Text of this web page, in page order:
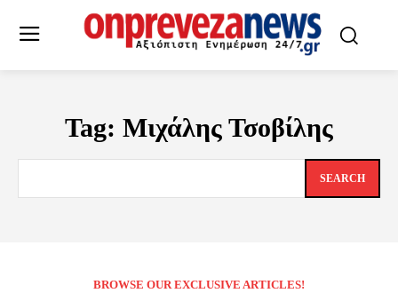
Tag: Μιχάλης Τσοβίλης
SEARCH
BROWSE OUR EXCLUSIVE ARTICLES!